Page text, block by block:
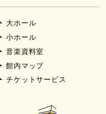
大ホール
小ホール
音楽資料室
館内マップ
チケットサービス